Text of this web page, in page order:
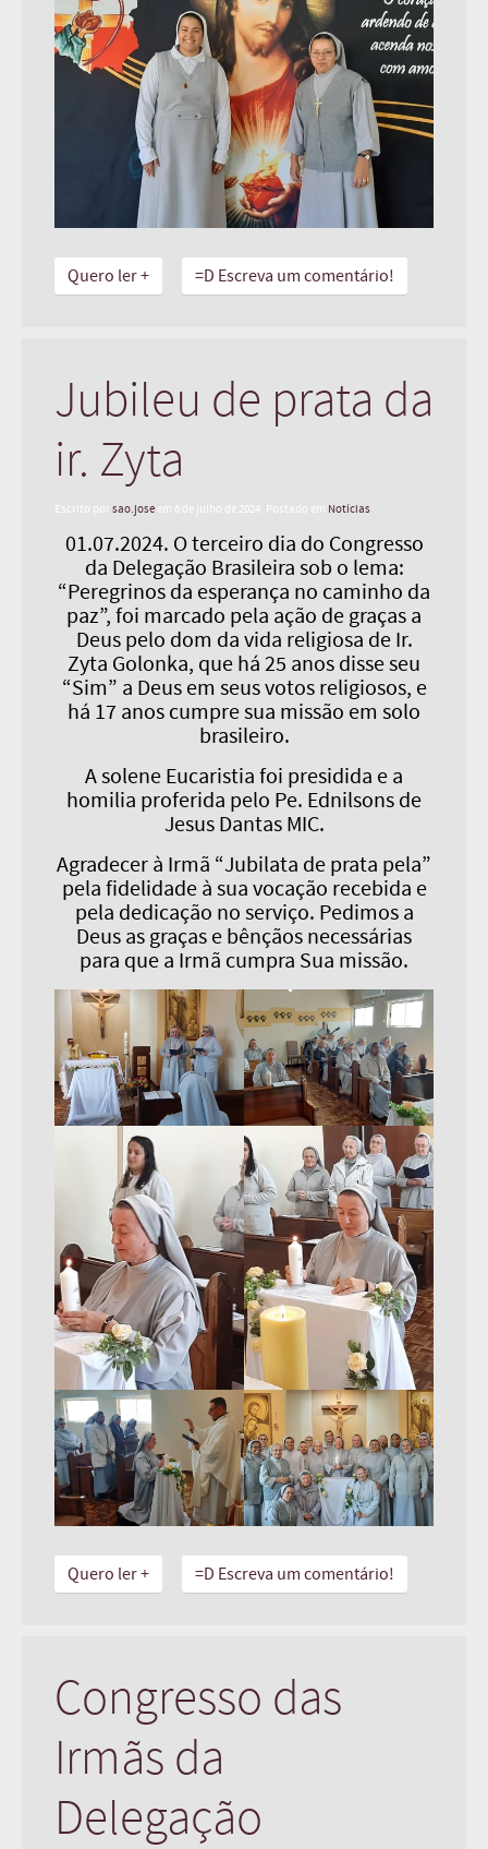
Quero ler + =D Escreva um comentário!
Jubileu de prata da
ir. Zyta
Escrito por sao.jose em 6 de julho de 2024 . Postado em Notícias
01.07.2024. O terceiro dia do Congresso
da Delegação Brasileira sob o lema:
“Peregrinos da esperança no caminho da
paz”, foi marcado pela ação de graças a
Deus pelo dom da vida religiosa de Ir.
Zyta Golonka, que há 25 anos disse seu
“Sim” a Deus em seus votos religiosos, e
há 17 anos cumpre sua missão em solo
brasileiro.
A solene Eucaristia foi presidida e a
homilia proferida pelo Pe. Ednilsons de
Jesus Dantas MIC.
Agradecer à Irmã “Jubilata de prata pela”
pela fidelidade à sua vocação recebida e
pela dedicação no serviço. Pedimos a
Deus as graças e bênçãos necessárias
para que a Irmã cumpra Sua missão.
Quero ler + =D Escreva um comentário!
Congresso das
Irmãs da
Delegação